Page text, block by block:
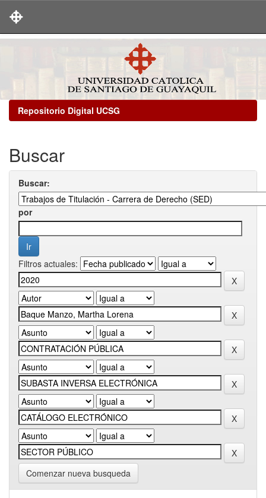
Repositorio Digital UCSG
Buscar
Buscar:
por
Filtros actuales:
Comenzar nueva busqueda